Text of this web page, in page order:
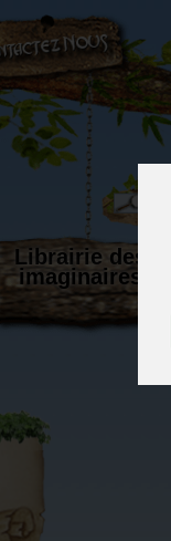
Librairie des
imaginaires